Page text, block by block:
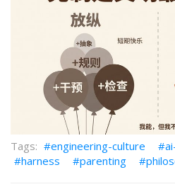
engineering-culture
harness
parenting